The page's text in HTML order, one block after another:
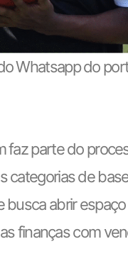
Whatsapp do
faz parte do
categorias de
busca abrir
finanças com